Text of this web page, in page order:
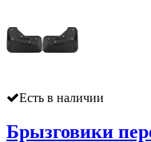
Есть в наличии
Брызговики